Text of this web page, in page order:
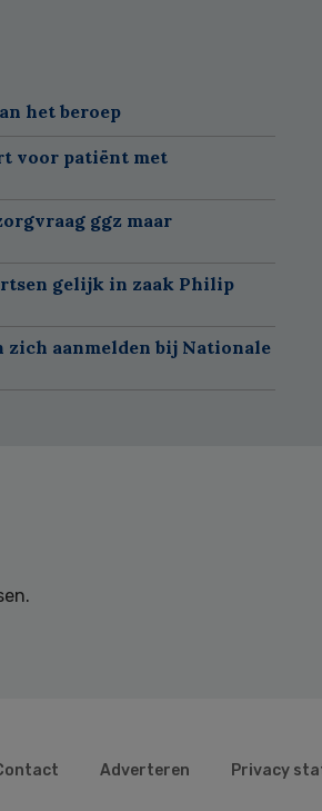
het beroep
voor patiënt met
ggz maar
gelijk in zaak Philip
zich aanmelden bij Nationale
Adverteren Privacy